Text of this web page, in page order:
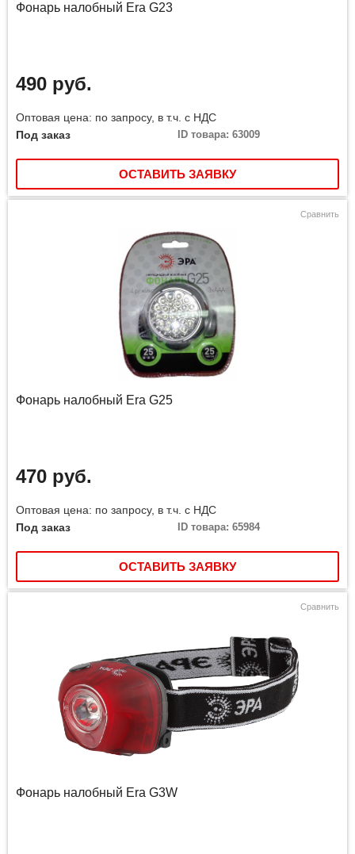
Фонарь налобный Era G23
490 руб.
Оптовая цена: по запросу, в т.ч. с НДС
Под заказ
ID товара: 63009
ОСТАВИТЬ ЗАЯВКУ
Сравнить
Фонарь налобный Era G25
470 руб.
Оптовая цена: по запросу, в т.ч. с НДС
Под заказ
ID товара: 65984
ОСТАВИТЬ ЗАЯВКУ
Сравнить
Фонарь налобный Era G3W